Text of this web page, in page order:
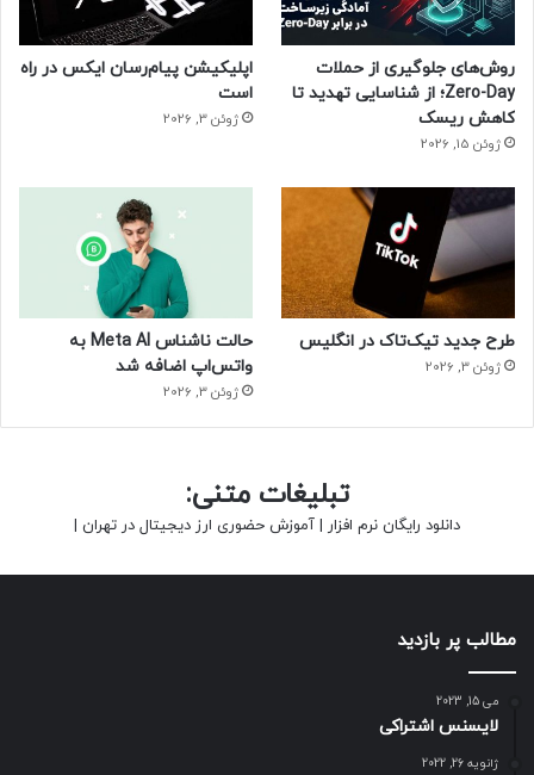
روش‌های جلوگیری از حملات
Zero-Day؛ از شناسایی تهدید تا
کاهش ریسک
ژوئن 15, 2026
اپلیکیشن پیام‌رسان ایکس در راه
است
ژوئن 3, 2026
طرح جدید تیک‌تاک در انگلیس
ژوئن 3, 2026
حالت ناشناس Meta AI به
واتس‌اپ اضافه شد
ژوئن 3, 2026
تبلیغات متنی:
دانلود رایگان نرم افزار | آموزش حضوری ارز دیجیتال در تهران |
مطالب پر بازدید
می 15, 2023
لایسنس اشتراکی
ژانویه 26, 2022